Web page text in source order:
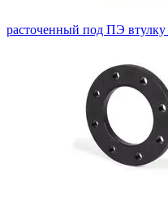
расточенный под ПЭ втулку